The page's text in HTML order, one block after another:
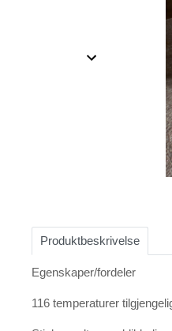
Produktbeskrivelse
Egenskaper/fordeler
116 temperaturer